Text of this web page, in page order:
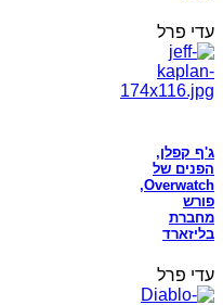
עדי פרל
ג'ף קפלן,
הפנים של
Overwatch,
פורש
מחברת
בליזארד
עדי פרל